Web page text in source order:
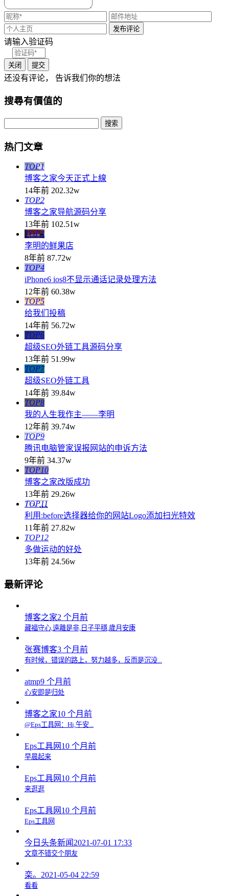
请输入验证码
关闭 提交
还没有评论， 告诉我们你的想法
搜尋有價值的
热门文章
TOP1
博客之家今天正式上線
14年前 202.32w
TOP2
博客之家导航源码分享
13年前 102.51w
TOP3
李明的鲜果店
8年前 87.72w
TOP4
iPhone6 ios8不显示通话记录处理方法
12年前 60.38w
TOP5
给我们投稿
14年前 56.72w
TOP6
超级SEO外链工具源码分享
13年前 51.99w
TOP7
超级SEO外链工具
14年前 39.84w
TOP8
我的人生我作主——李明
12年前 39.74w
TOP9
腾讯电脑管家误报网站的申诉方法
9年前 34.37w
TOP10
博客之家改版成功
13年前 29.26w
TOP11
利用:before选择器给你的网站Logo添加扫光特效
11年前 27.82w
TOP12
多做运动的好处
13年前 24.56w
最新评论
博客之家2 个月前
藏福守心,遠離是非,日子平穩,歲月安康
张赛博客3 个月前
有时候，错误的路上，努力越多，反而是沉没...
atmp9 个月前
心安即是归处
博客之家10 个月前
@Eps工具网：Hi,午安...
Eps工具网 10 个月前
早晨起来
Eps工具网 10 个月前
来逛逛
Eps工具网 10 个月前
Eps工具网
今日头条新闻 2021-07-01 17:33
文章不错交个朋友
栾。 2021-05-04 22:59
看看